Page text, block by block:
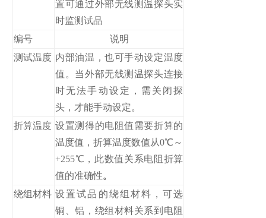
置可通过外部无线测温探头实
时监测试品
编号
说明
测试温度 内部油温，也可手动设定温度
值。当外部无线测温探头连接
时无法手动设定，需关闭探
头，才能手动设定。
折算温度 设置测得的电阻值需要折算的
温度值，折算温度数值从0℃～
+255℃，此数值关系电阻折算
值的准确性。
绕组材料 设置试品的绕组材料，可选
铜、铝，绕组材料关系到电阻